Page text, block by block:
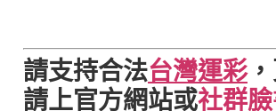
請支持合法台灣運彩
請上官方網站或社群